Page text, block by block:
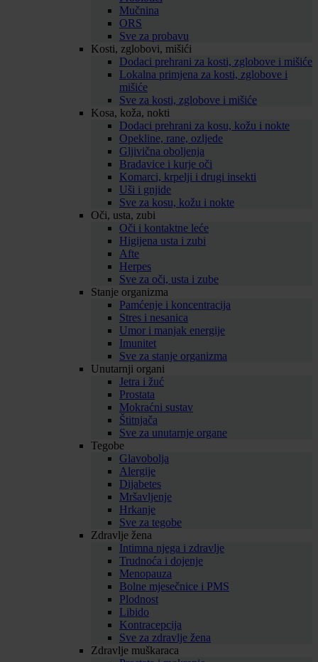
Mučnina
ORS
Sve za probavu
Kosti, zglobovi, mišići
Dodaci prehrani za kosti, zglobove i mišiće
Lokalna primjena za kosti, zglobove i
mišiće
Sve za kosti, zglobove i mišiće
Kosa, koža, nokti
Dodaci prehrani za kosu, kožu i nokte
Opekline, rane, ozljede
Gljivična oboljenja
Bradavice i kurje oči
Komarci, krpelji i drugi insekti
Uši i gnjide
Sve za kosu, kožu i nokte
Oči, usta, zubi
Oči i kontaktne leće
Higijena usta i zubi
Afte
Herpes
Sve za oči, usta i zube
Stanje organizma
Pamćenje i koncentracija
Stres i nesanica
Umor i manjak energije
Imunitet
Sve za stanje organizma
Unutarnji organi
Jetra i žuć
Prostata
Mokraćni sustav
Štitnjača
Sve za unutarnje organe
Tegobe
Glavobolja
Alergije
Dijabetes
Mršavljenje
Hrkanje
Sve za tegobe
Zdravlje žena
Intimna njega i zdravlje
Trudnoća i dojenje
Menopauza
Bolne mjesečnice i PMS
Plodnost
Libido
Kontracepcija
Sve za zdravlje žena
Zdravlje muškaraca